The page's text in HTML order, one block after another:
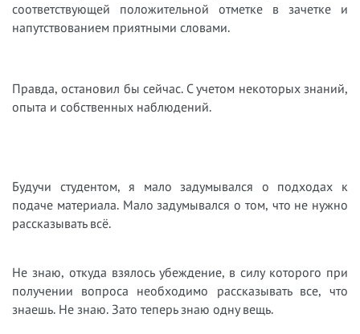
соответствующей положительной отметке в зачетке и
напутствованием приятными словами.
Правда, остановил бы сейчас. С учетом некоторых знаний,
опыта и собственных наблюдений.
Будучи студентом, я мало задумывался о подходах к
подаче материала. Мало задумывался о том, что не нужно
рассказывать всё.
Не знаю, откуда взялось убеждение, в силу которого при
получении вопроса необходимо рассказывать все, что
знаешь. Не знаю. Зато теперь знаю одну вещь.